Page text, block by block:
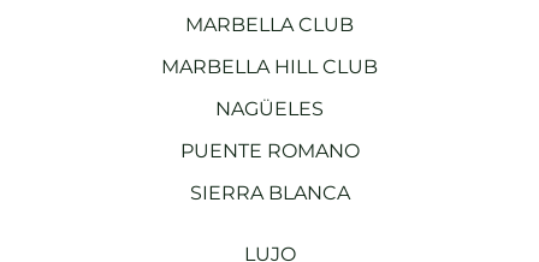
MARBELLA CLUB
MARBELLA HILL CLUB
NAGÜELES
PUENTE ROMANO
SIERRA BLANCA
LUJO